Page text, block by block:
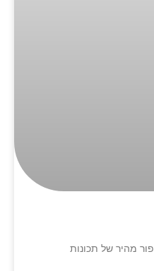
מהיר של תכונות